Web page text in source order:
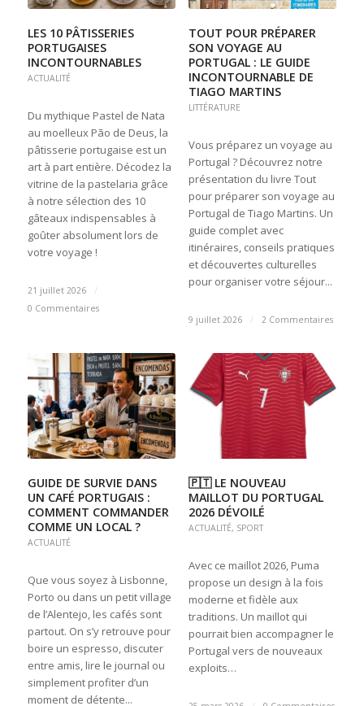
LES 10 PÂTISSERIES
PORTUGAISES
INCONTOURNABLES
ACTUALITÉ
Du mythique Pastel de Nata
au moelleux Pão de Deus, la
pâtisserie portugaise est un
art à part entière. Décodez la
vitrine de la pastelaria grâce
à notre sélection des 10
gâteaux indispensables à
goûter absolument lors de
votre voyage !
21 juillet 2026
/
0 Commentaires
TOUT POUR PRÉPARER
SON VOYAGE AU
PORTUGAL : LE GUIDE
INCONTOURNABLE DE
TIAGO MARTINS
LITTÉRATURE
Vous préparez un voyage au
Portugal ? Découvrez notre
présentation du livre Tout
pour préparer son voyage au
Portugal de Tiago Martins. Un
guide complet avec
itinéraires, conseils pratiques
et découvertes culturelles
pour organiser votre séjour...
9 juillet 2026 / 2 Commentaires
GUIDE DE SURVIE DANS
UN CAFÉ PORTUGAIS :
COMMENT COMMANDER
COMME UN LOCAL ?
ACTUALITÉ
Que vous soyez à Lisbonne,
Porto ou dans un petit village
de l’Alentejo, les cafés sont
partout. On s’y retrouve pour
boire un espresso, discuter
entre amis, lire le journal ou
simplement profiter d’un
moment de détente...
🇵🇹 LE NOUVEAU
MAILLOT DU PORTUGAL
2026 DÉVOILÉ
ACTUALITÉ, SPORT
Avec ce maillot 2026, Puma
propose un design à la fois
moderne et fidèle aux
traditions. Un maillot qui
pourrait bien accompagner le
Portugal vers de nouveaux
exploits…